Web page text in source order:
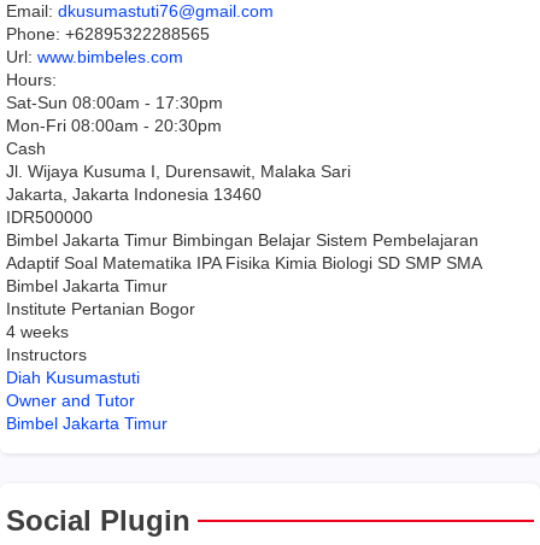
Email: dkusumastuti76@gmail.com
Phone: +62895322288565
Url: www.bimbeles.com
Hours:
Sat-Sun 08:00am - 17:30pm
Mon-Fri 08:00am - 20:30pm
Cash
Jl. Wijaya Kusuma I, Durensawit, Malaka Sari
Jakarta Jakarta Indonesia 13460
IDR500000
Bimbel Jakarta Timur Bimbingan Belajar Sistem Pembelajaran
Adaptif Soal Matematika IPA Fisika Kimia Biologi SD SMP SMA
Bimbel Jakarta Timur
Institute Pertanian Bogor
4 weeks
Instructors
Diah Kusumastuti
Owner and Tutor
Bimbel Jakarta Timur
Social Plugin